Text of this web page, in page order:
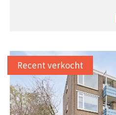
Recent verkocht